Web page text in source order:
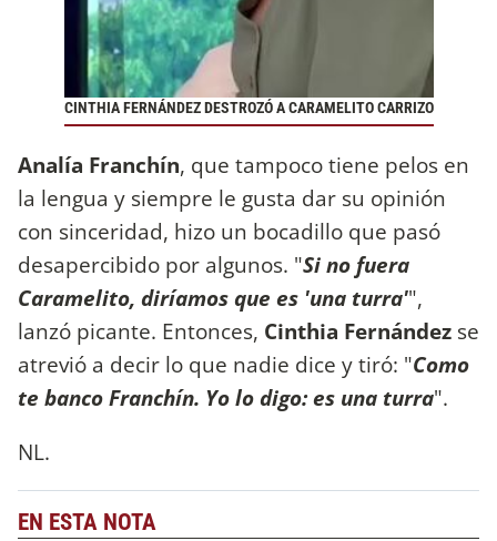
CINTHIA FERNÁNDEZ DESTROZÓ A CARAMELITO CARRIZO
Analía Franchín, que tampoco tiene pelos en
la lengua y siempre le gusta dar su opinión
con sinceridad, hizo un bocadillo que pasó
desapercibido por algunos. "Si no fuera
Caramelito, diríamos que es 'una turra'",
lanzó picante. Entonces, Cinthia Fernández se
atrevió a decir lo que nadie dice y tiró: "Como
te banco Franchín. Yo lo digo: es una turra".
NL.
EN ESTA NOTA